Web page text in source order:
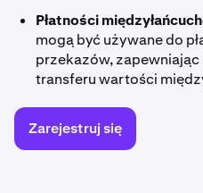
Płatności
mogą być używane do
przekazów,
transferu wartości
Zarejestruj się